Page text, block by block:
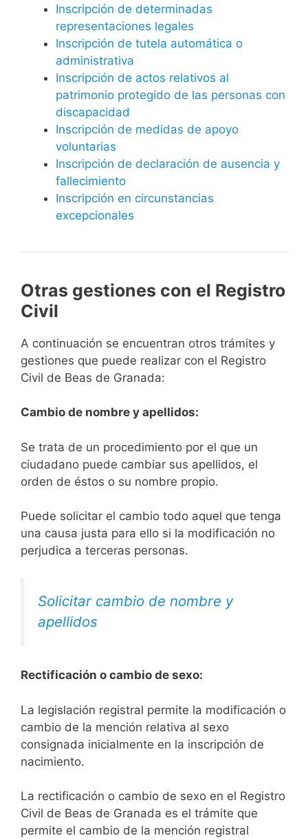
Inscripción de determinadas
representaciones legales
Inscripción de tutela automática o
administrativa
Inscripción de actos relativos al
patrimonio protegido de las personas con
discapacidad
Inscripción de medidas de apoyo
voluntarias
Inscripción de declaración de ausencia y
fallecimiento
Inscripción en circunstancias
excepcionales
Otras gestiones con el Registro
Civil
A continuación se encuentran otros trámites y
gestiones que puede realizar con el Registro
Civil de Beas de Granada:
Cambio de nombre y apellidos:
Se trata de un procedimiento por el que un
ciudadano puede cambiar sus apellidos, el
orden de éstos o su nombre propio.
Puede solicitar el cambio todo aquel que tenga
una causa justa para ello si la modificación no
perjudica a terceras personas.
Solicitar cambio de nombre y
apellidos
Rectificación o cambio de sexo:
La legislación registral permite la modificación o
cambio de la mención relativa al sexo
consignada inicialmente en la inscripción de
nacimiento.
La rectificación o cambio de sexo en el Registro
Civil de Beas de Granada es el trámite que
permite el cambio de la mención registral